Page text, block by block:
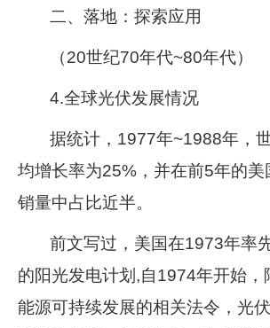
企业文化
二、落地：探索应用
（20世纪70年代~80年代）
4.全球光伏发展情况
据统计，1977年~1988年，
均增长率为25%，并在前5年的美
销量中占比近半。
前文写过，美国在1973年率
的阳光发电计划,自1974年开始，
能源可持续发展的相关法令，光